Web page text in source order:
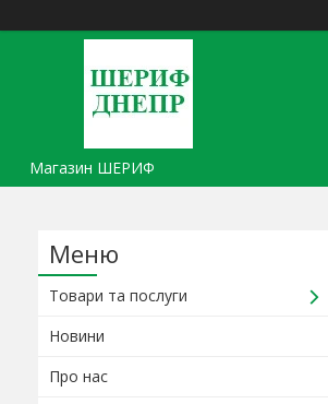
Магазин ШЕРИФ
Товари та послуги
Новини
Про нас